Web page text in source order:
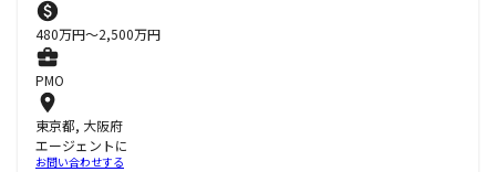
480万円〜2,500万円
PMO
東京都, 大阪府
エージェントに
お問い合わせする